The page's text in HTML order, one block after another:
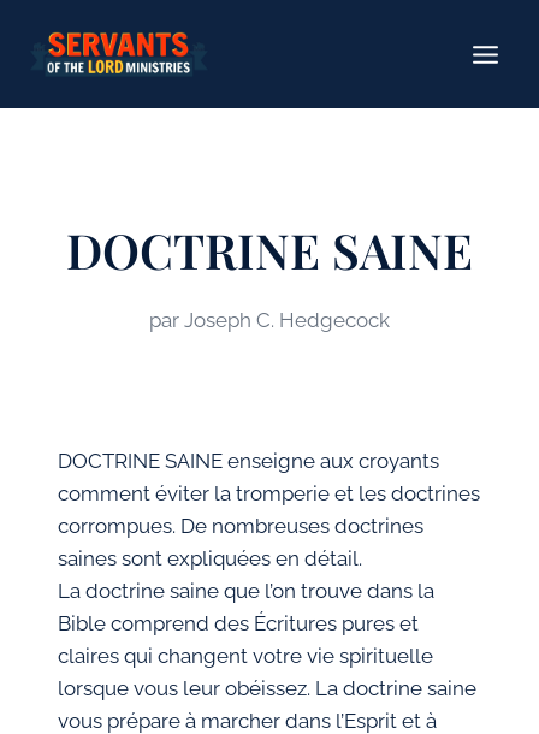
contenu
DOCTRINE SAINE
par Joseph C. Hedgecock
DOCTRINE SAINE enseigne aux croyants
comment éviter la tromperie et les doctrines
corrompues. De nombreuses doctrines
saines sont expliquées en détail.
La doctrine saine que l’on trouve dans la
Bible comprend des Écritures pures et
claires qui changent votre vie spirituelle
lorsque vous leur obéissez. La doctrine saine
vous prépare à marcher dans l’Esprit et à